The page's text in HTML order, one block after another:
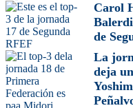
Carol
de
La
deja